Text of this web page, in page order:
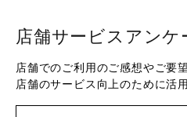
店舗サービスアンケ
店舗でのご利用のご感想やご要
店舗のサービス向上のために活